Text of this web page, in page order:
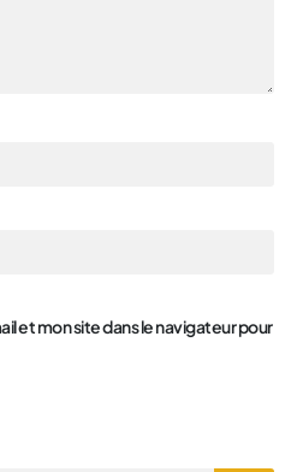
et mon site dans le navigateur pour